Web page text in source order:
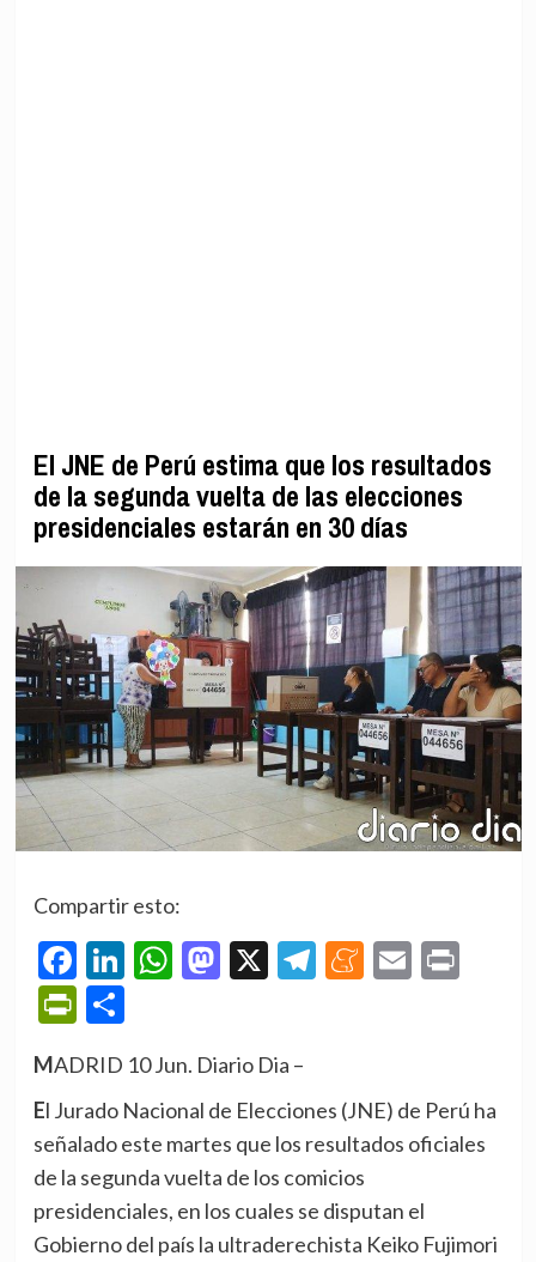
El JNE de Perú estima que los resultados
de la segunda vuelta de las elecciones
presidenciales estarán en 30 días
Compartir esto:
Facebook
LinkedIn
WhatsApp
Mastodon
X Telegram
Meneame
Email
PrintFriendly
Compartir
MADRID 10 Jun. Diario Dia –
El Jurado Nacional de Elecciones (JNE) de Perú ha
señalado este martes que los resultados oficiales
de la segunda vuelta de los comicios
presidenciales, en los cuales se disputan el
Gobierno del país la ultraderechista Keiko Fujimori